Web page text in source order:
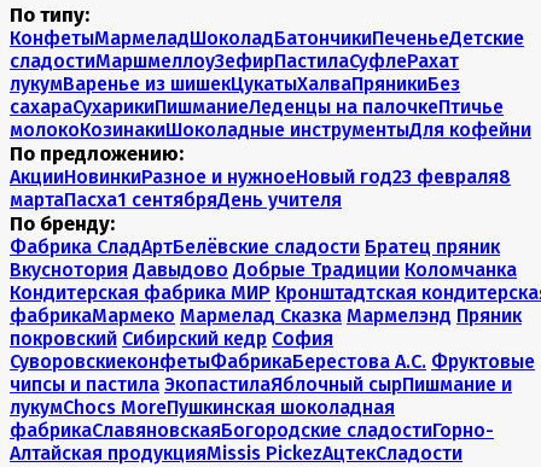
По типу:
КонфетыМармеладШоколадБатончикиПеченьеДетские
сладостиМаршмеллоуЗефирПастилаСуфлеРахат
лукумВаренье из шишекЦукатыХалваПряникиБез
сахараСухарикиПишманиеЛеденцы на палочкеПтичье
молокоКозинакиШоколадные инструментыДля кофейни
По предложению:
АкцииНовинкиРазное и нужноеНовый год23 февраля8
мартаПасха1 сентябряДень учителя
По бренду:
Фабрика СладАртБелёвские сладости Братец пряник
Вкуснотория Давыдово Добрые Традиции Коломчанка
Кондитерская фабрика МИР Кронштадтская
фабрикаМармеко Мармелад Сказка Мармелэнд Пряник
покровский Сибирский кедр София
СуворовскиеконфетыФабрикаБерестова А.С. Фруктовые
чипсы и пастила ЭкопастилаЯблочный сырПишмание и
лукумChocs MoreПушкинская шоколадная
фабрикаСлавяновскаяБогородские сладостиГорно-
Алтайская продукцияMissis PickezАцтекСладости